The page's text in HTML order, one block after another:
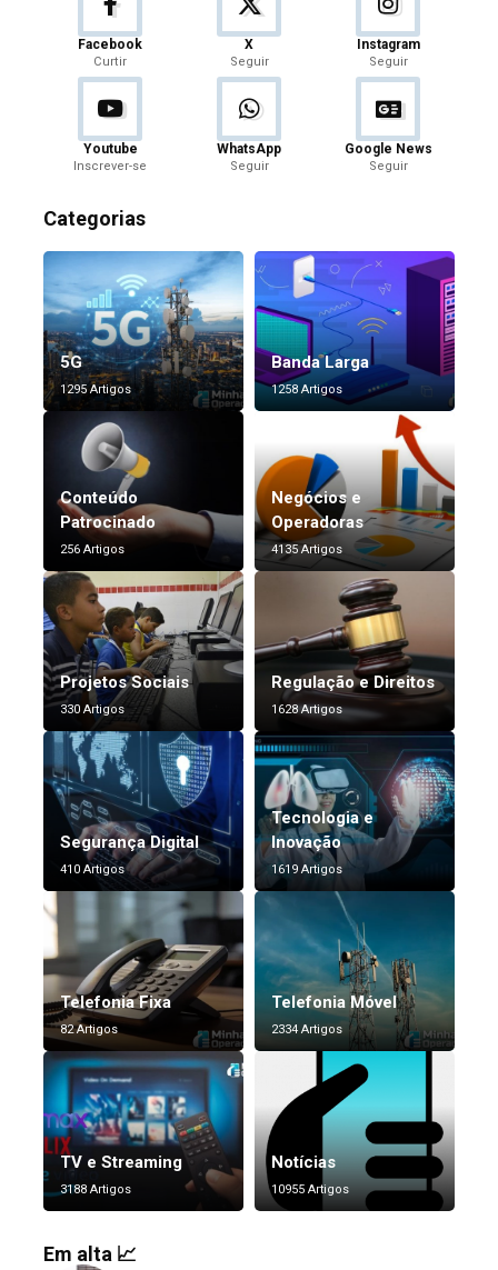
Facebook
Curtir
X
Seguir
Instagram
Seguir
Youtube
Inscrever-se
WhatsApp
Seguir
Google News
Seguir
Categorias
5G
1295 Artigos
Banda Larga
1258 Artigos
Conteúdo
Patrocinado
256 Artigos
Negócios e
Operadoras
4135 Artigos
Projetos Sociais
330 Artigos
Regulação e Direitos
1628 Artigos
Segurança Digital
410 Artigos
Tecnologia e
Inovação
1619 Artigos
Telefonia Fixa
82 Artigos
Telefonia Móvel
2334 Artigos
TV e Streaming
3188 Artigos
Notícias
10955 Artigos
Em alta 📈